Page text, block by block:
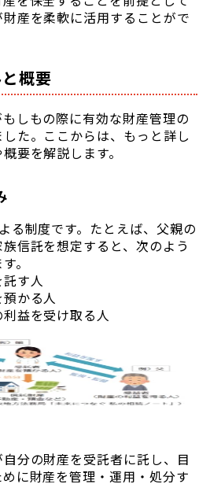
産を柔軟に活用することがで
概要
しもの際に有効な財産管理の
た。ここからは、もっと詳し
要を解説します。
る制度です。たとえば、父親の
信託を想定すると、次のよう
。
す人
かる人
益を受け取る人
分の財産を受託者に託し、目
に財産を管理・運用・処分す